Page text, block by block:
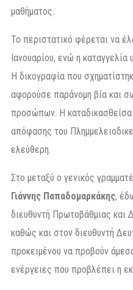
μαθήματος.
Το περιστατικό φέρεται να
Ιανουαρίου, ενώ η
Η δικογραφία που
αφορούσε παράνομη βία και
προσώπων. Η
απόφασης του
ελεύθερη.
Στο μεταξύ ο γενικός
Γιάννης Παπαδομαρκάκης,
διευθυντή Πρωτοβάθμιας και
καθώς και στον διευθυντή
προκειμένου να προβούν
ενέργειες που προβλέπει η